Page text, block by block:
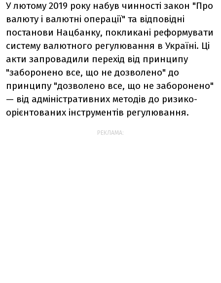
У лютому 2019 року набув чинності закон "Про
валюту і валютні операції" та відповідні
постанови Нацбанку, покликані реформувати
систему валютного регулювання в Україні. Ці
акти запровадили перехід від принципу
"заборонено все, що не дозволено" до
принципу "дозволено все, що не заборонено"
— від адміністративних методів до ризико-
орієнтованих інструментів регулювання.
РЕКЛАМА: